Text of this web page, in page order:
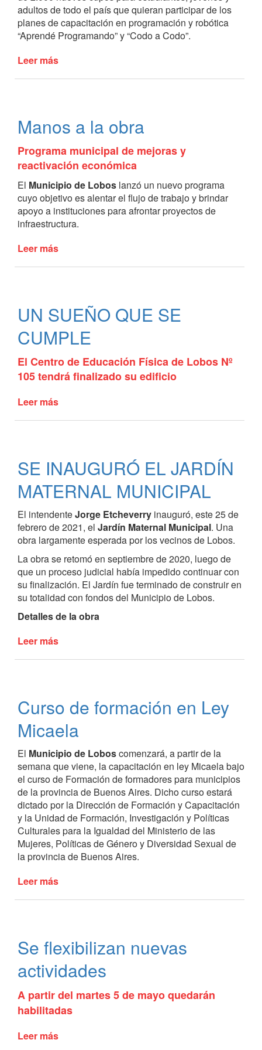
adultos de todo el país que quieran participar de los
planes de capacitación en programación y robótica
“Aprendé Programando” y “Codo a Codo”.
Leer más
Manos a la obra
Programa municipal de mejoras y
reactivación económica
El Municipio de Lobos lanzó un nuevo programa
cuyo objetivo es alentar el flujo de trabajo y brindar
apoyo a instituciones para afrontar proyectos de
infraestructura.
Leer más
UN SUEÑO QUE SE
CUMPLE
El Centro de Educación Física de Lobos Nº
105 tendrá finalizado su edificio
Leer más
CUMPLE
SE INAUGURÓ EL JARDÍN
MATERNAL MUNICIPAL
El intendenteJorge Etcheverry inauguró, este 25 de
febrero de 2021, el Jardín Maternal Municipal. Una
obra largamente esperada por los vecinos de Lobos.
La obra se retomó en septiembre de 2020, luego de
que un proceso judicial había impedido continuar con
su finalización. El Jardín fue terminado de construir en
su totalidad con fondos del Municipio de Lobos.
Detalles de la obra
Leer más
MATERNAL
MUNICIPAL
Curso de formación en Ley
Micaela
El Municipio de Loboscomenzará, a partir de la
semana que viene, la capacitación en ley Micaela bajo
el curso de Formación de formadores para municipios
de la provincia de Buenos Aires. Dicho curso estará
dictado por la Dirección de Formación y Capacitación
y la Unidad de Formación, Investigación y Políticas
Culturales para la Igualdad del Ministerio de las
Mujeres, Políticas de Género y Diversidad Sexual de
la provincia de Buenos Aires.
Leer más
Ley
Micaela
Se flexibilizan nuevas
actividades
A partir del martes 5 de mayo quedarán
habilitadas
Leer más